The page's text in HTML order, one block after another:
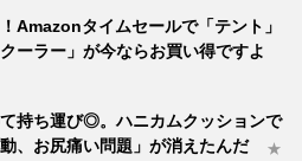
Amazonタイムセールで「テント」
ーラー」が今ならお買い得ですよ
持ち運び◎。ハニカムクッションで
動、お尻痛い問題」が消えたんだ
★